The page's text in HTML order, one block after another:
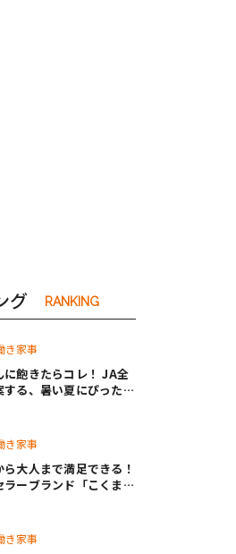
グ RANKING
き家事
に飽きたらコレ！ JA全
する、暑い夏にぴったり
き家事
大人まで満足できる！
ラーブランド「こくま
き家事